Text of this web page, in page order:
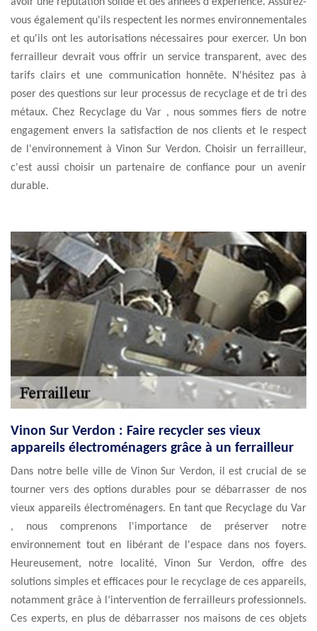
vous également qu'ils respectent les normes environnementales
et qu'ils ont les autorisations nécessaires pour exercer. Un bon
ferrailleur devrait vous offrir un service transparent, avec des
tarifs clairs et une communication honnête. N'hésitez pas à
poser des questions sur leur processus de recyclage et de tri des
métaux. Chez Recyclage du Var , nous sommes fiers de notre
engagement envers la satisfaction de nos clients et le respect
de l'environnement à Vinon Sur Verdon. Choisir un ferrailleur,
c'est aussi choisir un partenaire de confiance pour un avenir
durable.
Vinon Sur Verdon : Faire recycler ses vieux
appareils électroménagers grâce à un ferrailleur
Dans notre belle ville de Vinon Sur Verdon, il est crucial de se
tourner vers des options durables pour se débarrasser de nos
vieux appareils électroménagers. En tant que Recyclage du Var
, nous comprenons l'importance de préserver notre
environnement tout en libérant de l'espace dans nos foyers.
Heureusement, notre localité, Vinon Sur Verdon, offre des
solutions simples et efficaces pour le recyclage de ces appareils,
notamment grâce à l’intervention de ferrailleurs professionnels.
Ces experts, en plus de débarrasser nos maisons de ces objets